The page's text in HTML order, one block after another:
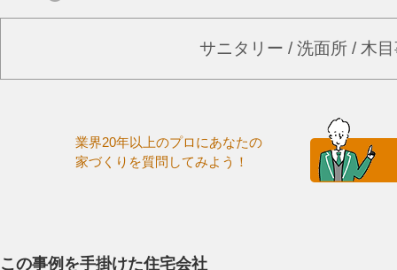
サニタリー / 洗面所 / 木
業界20年以上のプロにあなたの
家づくりを質問してみよう！
この事例を手掛けた住宅会社